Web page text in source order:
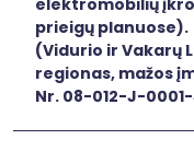
prieigų planuose).
(Vidurio ir Vakarų
regionas, mažos
Nr. 08-012-J-